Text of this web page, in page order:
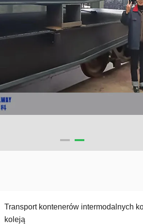
Transport kontenerów intermodalnych
koleją